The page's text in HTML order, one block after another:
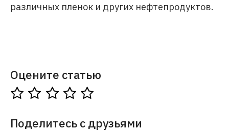
различных пленок и других нефтепродуктов.
Оцените статью
Поделитесь с друзьями